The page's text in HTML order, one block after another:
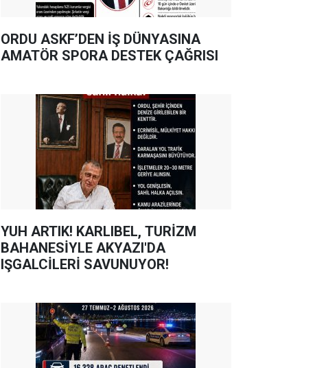
ORDU ASKF’DEN İŞ DÜNYASINA
AMATÖR SPORA DESTEK ÇAĞRISI
YUH ARTIK! KARLIBEL, TURİZM
BAHANESİYLE AKYAZI'DA
IŞGALCİLERİ SAVUNUYOR!